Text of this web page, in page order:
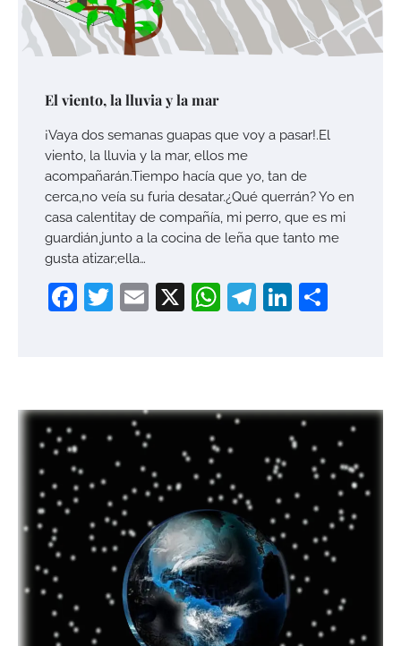
El viento, la lluvia y la mar
¡Vaya dos semanas guapas que voy a pasar!.El
viento, la lluvia y la mar, ellos me
acompañarán.Tiempo hacía que yo, tan de
cerca,no veía su furia desatar.¿Qué querrán? Yo en
casa calentitay de compañía, mi perro, que es mi
guardián,junto a la cocina de leña que tanto me
gusta atizar;ella…
Facebook
Twitter
Email
X WhatsApp
Telegram